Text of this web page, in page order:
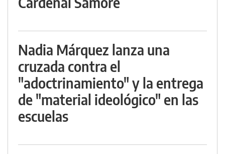
Nadia Márquez lanza una
cruzada contra el
"adoctrinamiento" y la entrega
de "material ideológico" en las
escuelas